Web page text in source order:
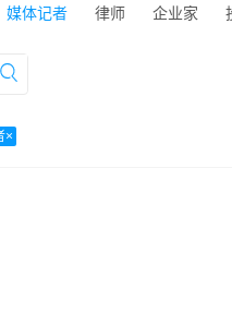
媒体记者 律师 企业家
×